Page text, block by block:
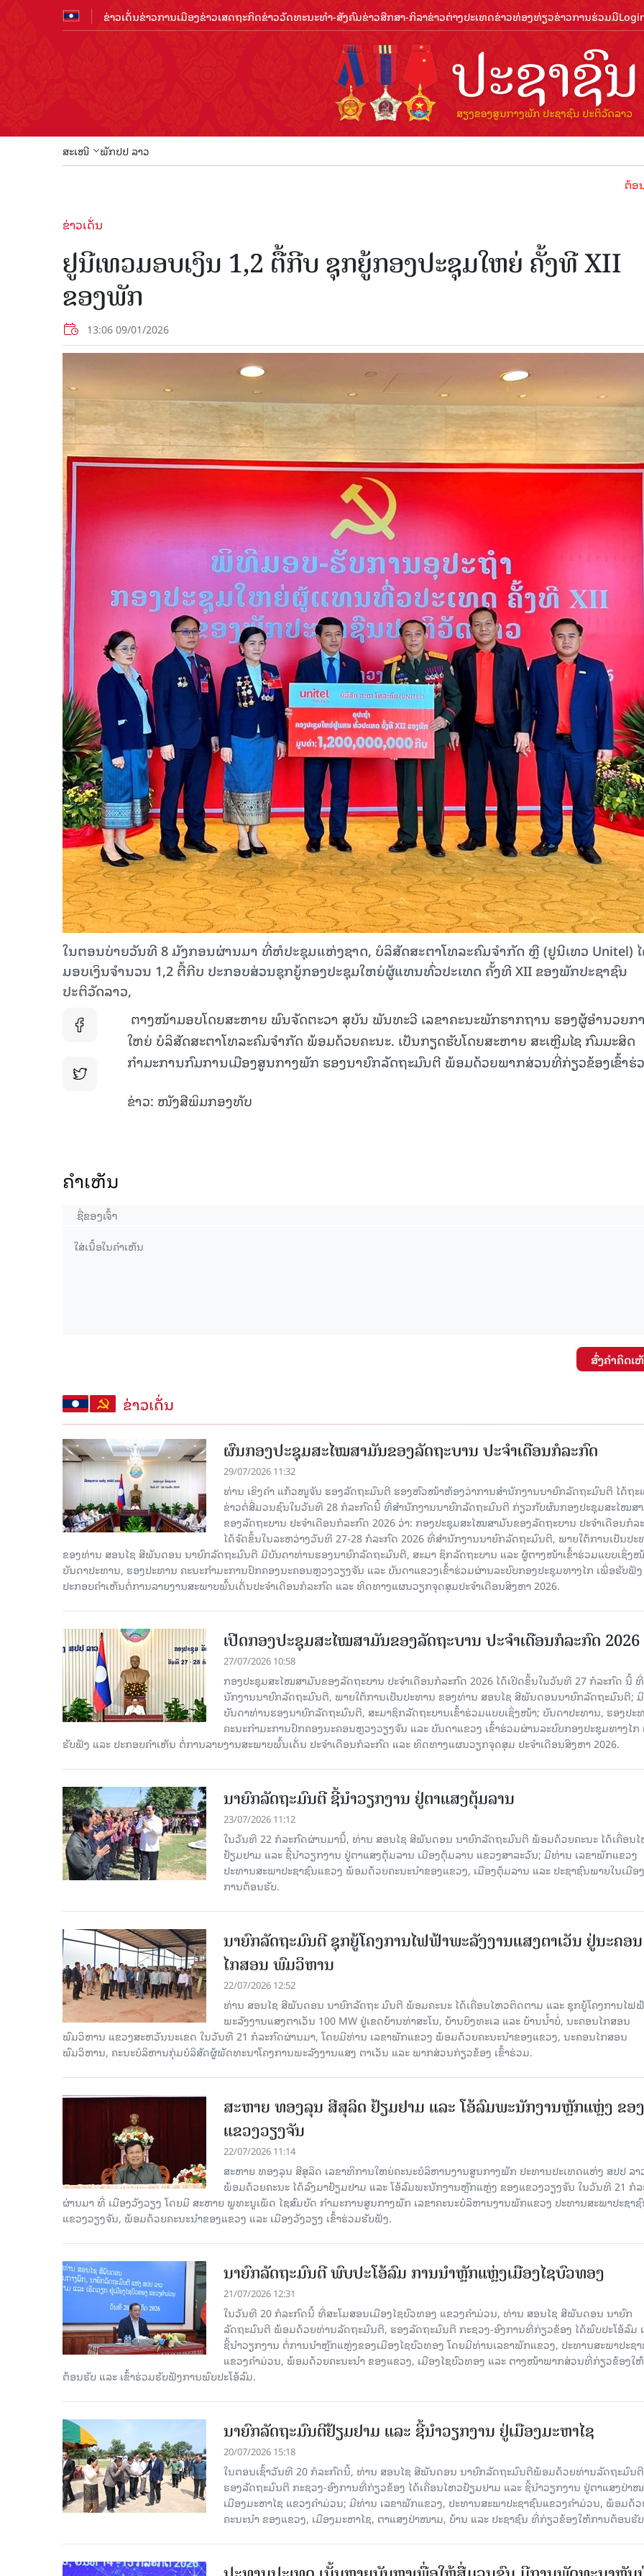
ຂ່າວເດັ່ນຂ່າວການເມືອງຂ່າວເສດຖະກິດຂ່າວວັດທະນະທຳ-ສັງຄົມຂ່າວສືກສາ-ກິລາຂ່າວຕ່າງປະເທດຂ່າວທ່ອງທ່ຽວຂ່າວການຮ່ວມມື
ສະເໜີ ພັກປປ ລາວ
ຕ້ອນຮັບປີທ່ອ
ຂ່າວເດັ່ນ
ຢູນີເທວມອບເງິນ 1,2 ຕື້ກີບ ຊຸກຍູ້ກອງປະຊຸມໃຫຍ່ ຄັ້ງທີ XII
ຂອງພັກ
13:06 09/01/2026
ໃນຕອນບ່າຍວັນທີ 8 ມັງກອນຜ່ານມາ ທີ່ຫໍປະຊຸມແຫ່ງຊາດ, ບໍລິສັດສະຕາໂທລະຄົມຈຳກັດ ຫຼື (ຢູນີເທວ Unitel)
ມອບເງິນຈຳນວນ 1,2 ຕື້ກີບ ປະກອບສ່ວນຊຸກຍູ້ກອງປະຊຸມໃຫຍ່ຜູ້ແທນທົ່ວປະເທດ ຄັ້ງທີ XII ຂອງພັກປະຊາຊົນ
ປະຕິວັດລາວ,
ຕາງໜ້າມອບໂດຍສະຫາຍ ພົນຈັດຕະວາ ສຸບັນ ພັນທະວີ ເລຂາຄະນະພັກຮາກຖານ ຮອງຜູ້ອຳນວຍກ
ໃຫຍ່ ບໍລິສັດສະຕາໂທລະຄົມຈຳກັດ ພ້ອມດ້ວຍຄະນະ. ເປັນກຽດຮັບໂດຍສະຫາຍ ສະເຫຼີມໄຊ ກົມມະສິດ
ກຳມະການກົມການເມືອງສູນກາງພັກ ຮອງນາຍົກລັດຖະມົນຕີ ພ້ອມດ້ວຍພາກສ່ວນທີ່ກ່ຽວຂ້ອງເຂົ້າຮ່
ຂ່າວ: ໜັງສືພິມກອງທັບ
ຄໍາເຫັນ
ສົ່ງຄໍາຄິດເ
ຂ່າວເດັ່ນ
ຜົນກອງປະຊຸມສະໄໝສາມັນຂອງລັດຖະບານ ປະຈຳເດືອນກໍລະກົດ
29/07/2026 11:32
ທ່ານ ເຂິງຄໍາ ແກ້ວໜູຈັນ ຮອງລັດຖະມົນຕີ ຮອງຫົວໜ້າຫ້ອງວ່າການສໍານັກງານນາຍົກລັດຖະມົນຕີ ໄດ້ຖະ
ຂ່າວຕໍ່ສື່ມວນຊົນໃນວັນທີ 28 ກໍລະກົດນີ້ ທີ່ສໍານັກງານນາຍົກລັດຖະມົນຕີ ກ່ຽວກັບຜົນກອງປະຊຸມສະໄໝສ
ຂອງລັດຖະບານ ປະຈຳເດືອນກໍລະກົດ 2026 ວ່າ: ກອງປະຊຸມສະໄໝສາມັນຂອງລັດຖະບານ ປະຈຳເດືອນກໍລ
ໄດ້ຈັດຂຶ້ນໃນລະຫວ່າງວັນທີ 27-28 ກໍລະກົດ 2026 ທີ່ສໍານັກງານນາຍົກລັດຖະມົນຕີ, ພາຍໃຕ້ການເປັນປະ
ຂອງທ່ານ ສອນໄຊ ສີພັນດອນ ນາຍົກລັດຖະມົນຕີ ມີບັນດາທ່ານຮອງນາຍົກລັດຖະມົນຕີ, ສະມາ ຊິກລັດຖະບານ ແລະ ຜູ້ຕາງໜ້າເຂົ້າຮ່ວມແບບເຊິ່ງ
ບັນດາປະທານ, ຮອງປະທານ ຄະນະກຳມະການປົກຄອງນະຄອນຫຼວງວຽງຈັນ ແລະ ບັນດາແຂວງເຂົ້າຮ່ວມຜ່ານລະບົບກອງປະຊຸມທາງໄກ ເພື່ອຮັບຟັ
ປະກອບຄຳເຫັນຕໍ່ການລາຍງານສະພາບພົ້ນເດັ່ນປະຈຳເດືອນກໍລະກົດ ແລະ ທິດທາງແຜນວຽກຈຸດສຸມປະຈຳເດືອນສິງຫາ 2026.
ເປີດກອງປະຊຸມສະໄໝສາມັນຂອງລັດຖະບານ ປະຈໍາເດືອນກໍລະກົດ 2026
27/07/2026 10:58
ກອງປະຊຸມສະໄໝສາມັນຂອງລັດຖະບານ ປະຈຳເດືອນກໍລະກົດ 2026 ໄດ້ເປີດຂຶ້ນໃນວັນທີ 27 ກໍລະກົດ ນີ້
ນັກງານນາຍົກລັດຖະມົນຕີ, ພາຍໃຕ້ການເປັນປະທານ ຂອງທ່ານ ສອນໄຊ ສີພັນດອນນາຍົກລັດຖະມົນຕີ; ມີ
ບັນດາທ່ານຮອງນາຍົກລັດຖະມົນຕີ, ສະມາຊິກລັດຖະບານເຂົ້າ​ຮ່ວມ​ແບບ​ເຊິ່ງ​ໜ້າ; ບັນດາປະທານ, ຮອງປະ
ຄະນະກຳມະການປົກຄອງນະຄອນຫຼວງວຽງຈັນ ແລະ ບັນດາແຂວງ ເຂົ້າຮ່ວມຜ່ານລະບົບກອງປະຊຸມທາງໄກ
ຮັບຟັງ ແລະ ປະກອບຄຳເຫັນ ຕໍ່ການລາຍງານສະພາບພົ້ນເດັ່ນ ປະຈຳເດືອນກໍລະກົດ ແລະ ທິດທາງແຜນວຽກຈຸດສຸມ ປະຈຳເດືອນສິງຫາ 2026.
ນາຍົກລັດຖະມົນຕີ ຊີ້ນຳວຽກງານ ຢູ່ຕາແສງຕຸ້ມລານ
23/07/2026 11:12
ໃນວັນທີ 22 ກໍລະກົດຜ່ານມານີ້, ທ່ານ ສອນໄຊ ສີພັນດອນ ນາຍົກລັດຖະມົນຕີ ພ້ອມດ້ວຍຄະນະ ໄດ້ເຄື່ອນ
ຢ້ຽມຢາມ ແລະ ຊີ້ນໍາວຽກງານ ຢູ່ຕາແສງຕຸ້ມລານ ເມືອງຕຸ້ມລານ ແຂວງສາລະວັນ; ມີທ່ານ ເລຂາພັກແຂວງ
ປະທານສະພາປະຊາຊົນແຂວງ ພ້ອມດ້ວຍຄະນະນຳຂອງແຂວງ, ເມືອງຕຸ້ມລານ ແລະ ປະຊາຊົນພາຍໃນເມືອ
ການຕ້ອນຮັບ.
ນາຍົກລັດຖະມົນຕີ ຊຸກຍູ້ໂຄງການໄຟຟ້າພະລັງງານແສງຕາເວັນ ຢູ່ນະຄອນ
ໄກສອນ ພົມວິຫານ
22/07/2026 12:52
ທ່ານ ສອນໄຊ ສີພັນດອນ ນາຍົກລັດຖະ ມົນຕີ ພ້ອມຄະນະ ໄດ້ເຄື່ອນໄຫວຕິດຕາມ ແລະ ຊຸກຍູ້ໂຄງການໄຟ
ພະລັງງານແສງຕາເວັນ 100 MW ຢູ່ເຂດບ້ານທ່າສະໂນ, ບ້ານບຶງທະເລ ແລະ ບ້ານນໍ້າບໍ່, ນະຄອນໄກສອນ
ພົມວິຫານ ແຂວງສະຫວັນນະເຂດ ໃນ​ວັນ​ທີ 21 ກໍ​ລະ​ກົດ​ຜ່ານ​ມາ, ໂດຍມີທ່ານ ເລຂາພັກແຂວງ ພ້ອມດ້ວຍຄະນະນຳຂອງແຂວງ, ນະຄອນໄກສອນ
ພົມວິຫານ, ຄະນະບໍລິຫານກຸ່ມບໍລິສັດຜູ້ພັດທະນາໂຄງການພະລັງງານແສງ ຕາເວັນ ແລະ ພາກສ່ວນກ່ຽວຂ້ອງ ເຂົ້າຮ່ວມ.
ສະຫາຍ ທອງລຸນ ສີສຸລິດ ຢ້ຽມຢາມ ແລະ ໂອ້ລົມພະນັກງານຫຼັກແຫຼ່ງ ຂອງ
ແຂວງວຽງຈັນ
22/07/2026 11:14
ສະຫາຍ ທອງລຸນ ສີສຸລິດ ເລຂາທິການໃຫຍ່ຄະນະບໍລິຫານງານສູນກາງພັກ ປະທານປະເທດແຫ່ງ ສປປ ລາ
ພ້ອມດ້ວຍຄະນະ ໄດ້ລົງມາຢ້ຽມຢາມ ແລະ ໂອ້ລົມພະນັກງານຫຼັກແຫຼ່ງ ຂອງແຂວງວຽງຈັນ ໃນ​ວັນ​ທີ 21 ກໍ​
ຜ່ານ​ມາ ທີ່ ເມືອງວັງ​ວຽງ ໂດຍມີ ສະຫາຍ ພູທະນູເພັດ ໄຊສົມບັດ ກຳມະການສູນກາງພັກ ເລຂາຄະນະບໍລິຫານງານພັກແຂວງ ປະທານສະພາປະຊາ
ແຂວງວຽງຈັນ, ພ້ອມດ້ວຍຄະນະນຳຂອງແຂວງ ແລະ ເມືອງວັງວຽງ ເຂົ້າ​ຮ່ວມ​ຮັບ​ຟັງ.
ນາຍົກລັດຖະມົນຕີ ພົບປະໂອ້ລົມ ການນຳຫຼັກແຫຼ່ງເມືອງໄຊບົວທອງ
21/07/2026 12:31
ໃນວັນທີ 20 ກໍລະກົດນີ້ ທີ່ສະໂມສອນເມືອງໄຊບົວທອງ ແຂວງຄຳມ່ວນ, ທ່ານ ສອນໄຊ ສີພັນດອນ ນາຍົກ
ລັດຖະມົນຕີ ພ້ອມດ້ວຍທ່ານລັດຖະມົນຕີ, ຮອງລັດຖະມົນຕີ ກະຊວງ-ອົງການທີ່ກ່ຽວຂ້ອງ ໄດ້ພົບປະໂອ້ລົມ
ຊີ້ນໍາວຽກງານ ຕໍ່ການນຳຫຼັກແຫຼ່ງຂອງເມືອງໄຊບົວທອງ ໂດຍມີທ່ານເລຂາພັກແຂວງ, ປະທານສະພາປະຊ
ແຂວງຄຳມ່ວນ, ພ້ອມດ້ວຍຄະນະນຳ ຂອງແຂວງ, ເມືອງໄຊບົວທອງ ແລະ ຕາງໜ້າພາກສ່ວນທີ່ກ່ຽວຂ້ອງໃ
ຕ້ອນຮັບ ແລະ ເຂົ້າຮ່ວມຮັບຟັງການພົບປະໂອ້ລົມ.
ນາຍົກລັດຖະມົນຕີຢ້ຽມຢາມ ແລະ ຊີ້ນຳວຽກງານ ຢູ່ເມືອງມະຫາໄຊ
20/07/2026 15:18
ໃນຕອນເຊົ້າວັນທີ 20 ກໍລະກົດນີ້, ທ່ານ ສອນໄຊ ສີພັນດອນ ນາຍົກລັດຖະມົນຕີພ້ອມດ້ວຍທ່ານລັດຖະມົນ
ຮອງລັດຖະມົນຕີ ກະຊວງ-ອົງການທີ່ກ່ຽວຂ້ອງ ໄດ້ເຄື່ອນໄຫວຢ້ຽມຢາມ ແລະ ຊີ້ນໍາວຽກງານ ຢູ່ຕາແສງປ່າ
ເມືອງມະຫາໄຊ ແຂວງຄຳມ່ວນ; ມີທ່ານ ເລຂາພັກແຂວງ, ປະທານສະພາປະຊາຊົນແຂວງຄຳມ່ວນ, ພ້ອມດ້
ຄະນະນຳ ຂອງແຂວງ, ເມືອງມະຫາໄຊ, ຕາແສງປ່າໜາມ, ບ້ານ ແລະ ປະຊາຊົນ ທີ່ກ່ຽວຂ້ອງໃຫ້ການຕ້ອນຮັ
15.039(06-08-